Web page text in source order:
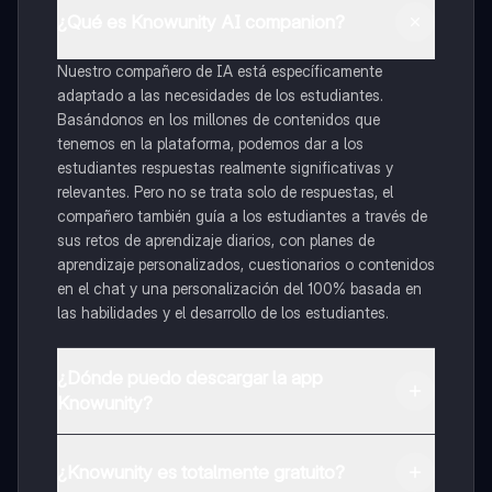
Nuestro compañero de IA está específicamente
adaptado a las necesidades de los estudiantes.
Basándonos en los millones de contenidos que
tenemos en la plataforma, podemos dar a los
estudiantes respuestas realmente significativas y
relevantes. Pero no se trata solo de respuestas, el
compañero también guía a los estudiantes a través de
sus retos de aprendizaje diarios, con planes de
aprendizaje personalizados, cuestionarios o contenidos
en el chat y una personalización del 100% basada en
las habilidades y el desarrollo de los estudiantes.